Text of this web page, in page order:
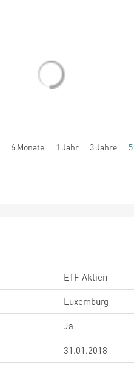
6 Monate 1 Jahr 3 Jahre
ETF Aktien
Luxemburg
Ja
31.01.2018